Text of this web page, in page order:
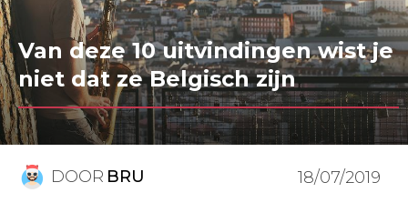
Van deze 10 uitvindingen wist je
niet dat ze Belgisch zijn
DOOR BRU 18/07/2019